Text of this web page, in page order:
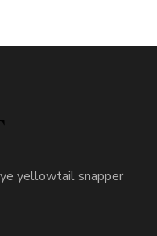
yellowtail snapper